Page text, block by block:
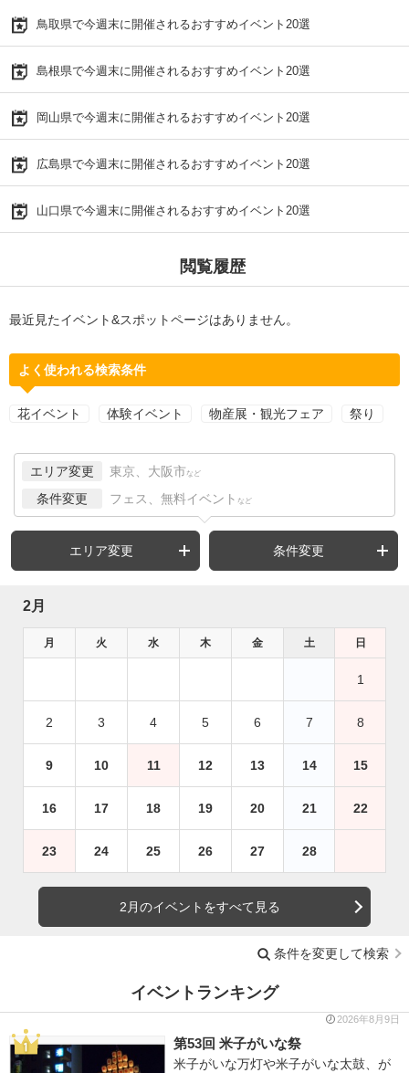
鳥取県で今週末に開催されるおすすめイベント20選
島根県で今週末に開催されるおすすめイベント20選
岡山県で今週末に開催されるおすすめイベント20選
広島県で今週末に開催されるおすすめイベント20選
山口県で今週末に開催されるおすすめイベント20選
閲覧履歴
最近見たイベント&スポットページはありません。
よく使われる検索条件
花イベント 体験イベント 物産展・観光フェア 祭り
エリア変更 東京、大阪市 など
条件変更 フェス、無料イベント など
エリア変更 条件変更
2月
月 火 水 木 金 土 日
1
2 3 4 5 6 7 8
9 10 11 12 13 14 15
16 17 18 19 20 21 22
23 24 25 26 27 28
2月のイベントをすべて見る
条件を変更して検索
イベントランキング
2026年8月9日
第53回 米子がいな祭
米子がいな万灯や米子がいな太鼓、が